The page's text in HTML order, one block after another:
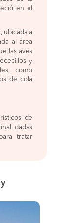
en el
ubicada a
al área
las aves
y
como
de cola
de
dadas
tratar